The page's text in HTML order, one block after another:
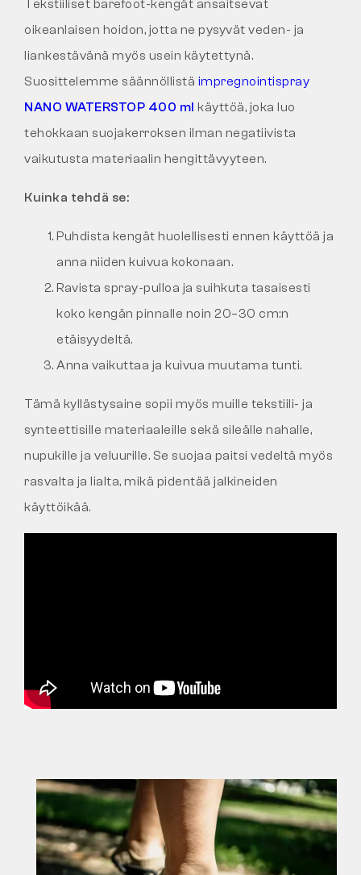
Tekstiiliset barefoot-kengät ansaitsevat
oikeanlaisen hoidon, jotta ne pysyvät veden- ja
liankestävänä myös usein käytettynä.
Suosittelemme säännöllistä impregnointispray
NANO WATERSTOP 400 ml käyttöä, joka luo
tehokkaan suojakerroksen ilman negatiivista
vaikutusta materiaalin hengittävyyteen.
Kuinka tehdä se:
Puhdista kengät huolellisesti ennen käyttöä ja
anna niiden kuivua kokonaan.
Ravista spray-pulloa ja suihkuta tasaisesti
koko kengän pinnalle noin 20–30 cm:n
etäisyydeltä.
Anna vaikuttaa ja kuivua muutama tunti.
Tämä kyllästysaine sopii myös muille tekstiili- ja
synteettisille materiaaleille sekä sileälle nahalle,
nupukille ja veluurille. Se suojaa paitsi vedeltä myös
rasvalta ja lialta, mikä pidentää jalkineiden
käyttöikää.